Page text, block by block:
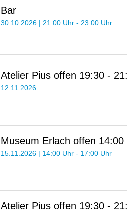
Bar
30.10.2026 | 21:00 Uhr - 23:00 Uhr
Atelier Pius offen 19:30 -
12.11.2026
Museum Erlach offen 14:00
Uhr
15.11.2026 | 14:00 Uhr - 17:00 Uhr
Atelier Pius offen 19:30 -